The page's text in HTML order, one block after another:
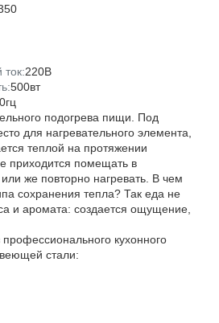
220В
500вт
подогрева пищи. Под
для нагревательного элемента,
теплой на протяжении
приходится помещать в
же повторно нагревать. В чем
сохранения тепла? Так еда не
и аромата: создается ощущение,
кухонного
стали: